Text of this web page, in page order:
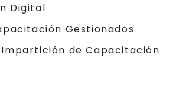
Digital
Gestionados
de Capacitación